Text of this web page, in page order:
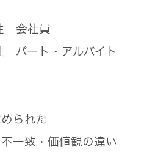
会社員
ート・アルバイト
られた
一致・価値観の違い